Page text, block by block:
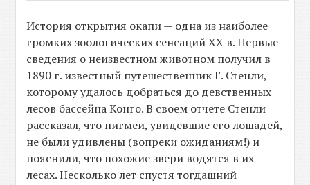
-
История открытия окапи — одна из наиболее
громких зоологических сенсаций XX в. Первые
сведения о неизвестном животном получил в
1890 г. известный путешественник Г. Стенли,
которому удалось добраться до девственных
лесов бассейна Конго. В своем отчете Стенли
рассказал, что пигмеи, увидевшие его лошадей,
не были удивлены (вопреки ожиданиям!) и
пояснили, что похожие звери водятся в их
лесах. Несколько лет спустя тогдашний